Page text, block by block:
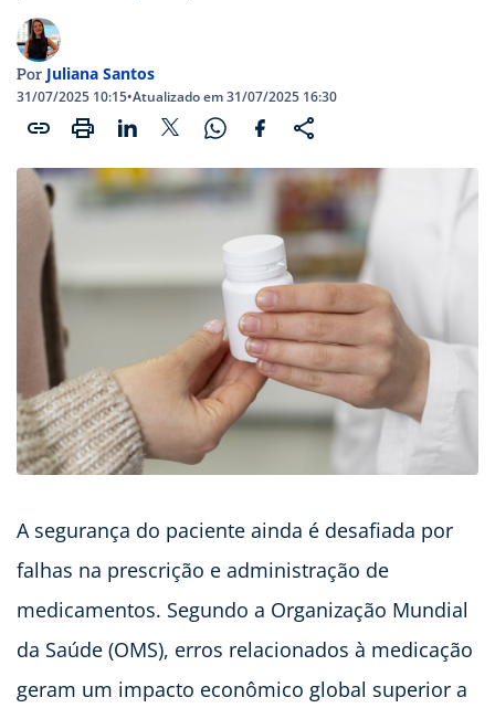
Por Juliana Santos
31/07/2025 10:15•Atualizado em 31/07/2025 16:30
A segurança do paciente ainda é desafiada por
falhas na prescrição e administração de
medicamentos. Segundo a Organização Mundial
da Saúde (OMS), erros relacionados à medicação
geram um impacto econômico global superior a